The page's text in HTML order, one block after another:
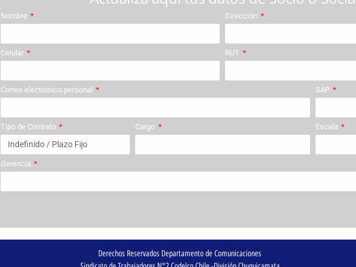
Nombre Dirección
Celular RUT
Correo electrónico personal SAP
Tipo de Contrato Cargo Escala
Gerencia
Derechos Reservados Departamento de Comunicaciones